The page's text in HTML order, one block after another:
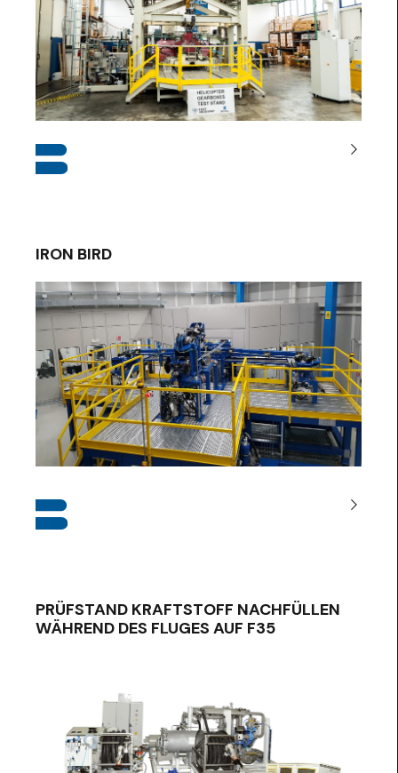
IRON BIRD
PRÜFSTAND KRAFTSTOFF NACHFÜLLEN
WÄHREND DES FLUGES AUF F35